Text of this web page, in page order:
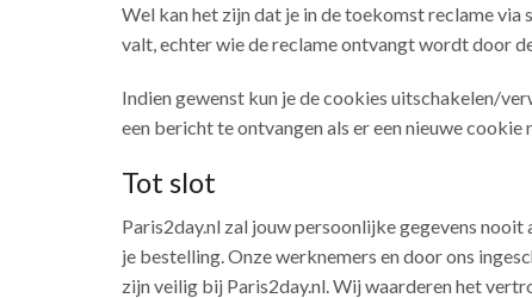
Wel kan het zijn dat je in de toekomst reclame via
valt, echter wie de reclame ontvangt wordt door
Indien gewenst kun je de cookies uitschakelen/
een bericht te ontvangen als er een nieuwe
Tot slot
Paris2day.nl zal jouw persoonlijke gegevens
je bestelling. Onze werknemers en door ons
zijn veilig bij Paris2day.nl. Wij waarderen het